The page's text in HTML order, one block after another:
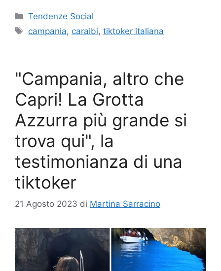
Categorie
Tendenze Social
Tag
campania, caraibi,tiktoker italiana
"Campania, altro che
Capri! La Grotta
Azzurra più grande si
trova qui", la
testimonianza di una
tiktoker
21 Agosto 2023 di Martina Sarracino